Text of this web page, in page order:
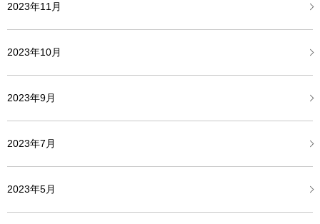
2023年11月
2023年10月
2023年9月
2023年7月
2023年5月